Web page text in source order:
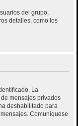
del grupo,
detalles, como los
La
mensajes privados
deshabilitado para
Comuníquese